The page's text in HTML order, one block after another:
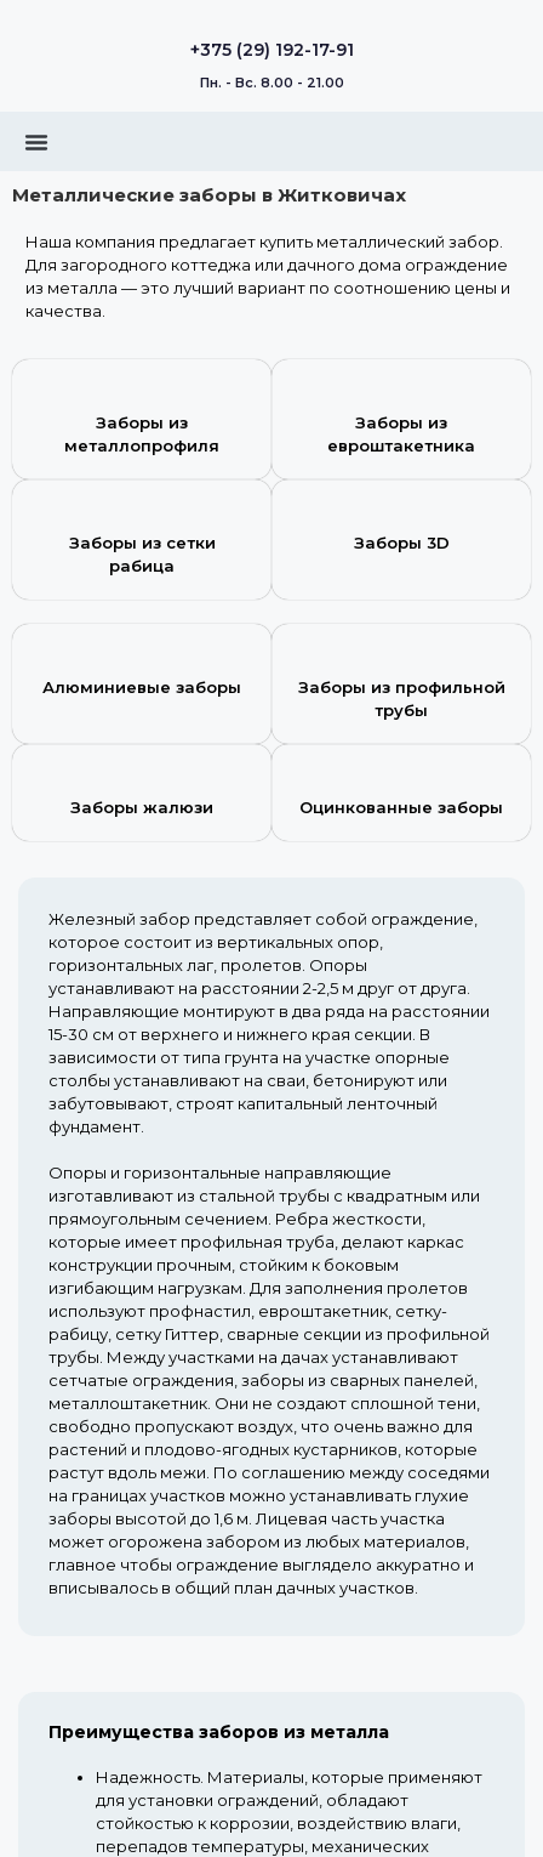
+375 (29) 192-17-91
Пн. - Вс. 8.00 - 21.00
Металлические заборы в Житковичах
Наша компания предлагает купить металлический забор.
Для загородного коттеджа или дачного дома ограждение
из металла — это лучший вариант по соотношению цены и
качества.
Заборы из
металлопрофиля
Заборы из
евроштакетника
Заборы из сетки
рабица
Заборы 3D
Алюминиевые заборы
Заборы из профильной
трубы
Заборы жалюзи Оцинкованные заборы
Железный забор представляет собой ограждение,
которое состоит из вертикальных опор,
горизонтальных лаг, пролетов. Опоры
устанавливают на расстоянии 2-2,5 м друг от друга.
Направляющие монтируют в два ряда на расстоянии
15-30 см от верхнего и нижнего края секции. В
зависимости от типа грунта на участке опорные
столбы устанавливают на сваи, бетонируют или
забутовывают, строят капитальный ленточный
фундамент.
Опоры и горизонтальные направляющие
изготавливают из стальной трубы с квадратным или
прямоугольным сечением. Ребра жесткости,
которые имеет профильная труба, делают каркас
конструкции прочным, стойким к боковым
изгибающим нагрузкам. Для заполнения пролетов
используют профнастил, евроштакетник, сетку-
рабицу, сетку Гиттер, сварные секции из профильной
трубы. Между участками на дачах устанавливают
сетчатые ограждения, заборы из сварных панелей,
металлоштакетник. Они не создают сплошной тени,
свободно пропускают воздух, что очень важно для
растений и плодово-ягодных кустарников, которые
растут вдоль межи. По соглашению между соседями
на границах участков можно устанавливать глухие
заборы высотой до 1,6 м. Лицевая часть участка
может огорожена забором из любых материалов,
главное чтобы ограждение выглядело аккуратно и
вписывалось в общий план дачных участков.
Преимущества заборов из металла
Надежность. Материалы, которые применяют
для установки ограждений, обладают
стойкостью к коррозии, воздействию влаги,
перепадов температуры, механических